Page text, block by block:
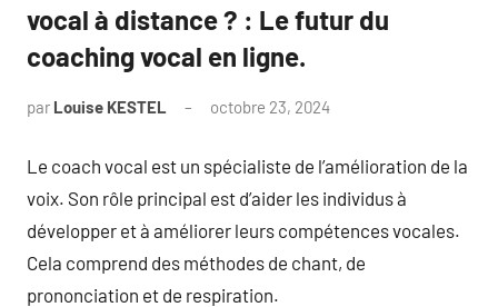
vocal à distance ? : Le futur du
coaching vocal en ligne.
par Louise KESTEL octobre 23, 2024
Le coach vocal est un spécialiste de l’amélioration de la
voix. Son rôle principal est d’aider les individus à
développer et à améliorer leurs compétences vocales.
Cela comprend des méthodes de chant, de
prononciation et de respiration.